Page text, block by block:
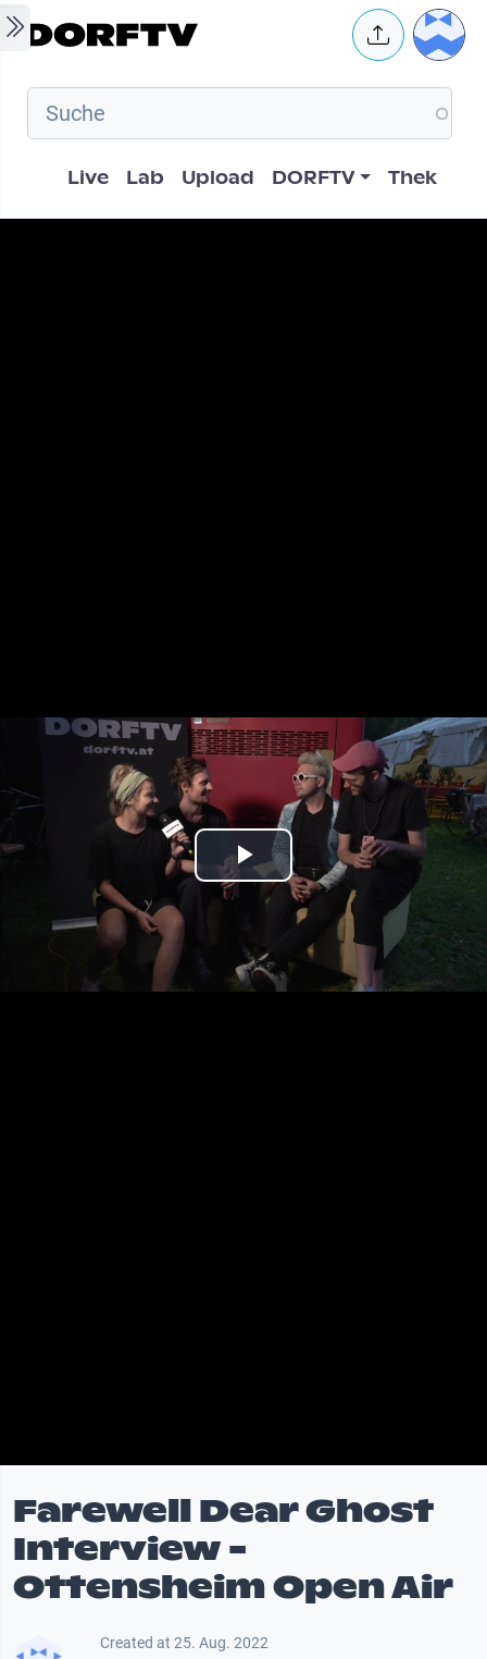
Skip to main content User
Hauptnavigation
Live Lab Upload DORFTV Thek
Play
Video
Farewell Dear Ghost
Interview -
Ottensheim Open Air
Created at 25. Aug. 2022